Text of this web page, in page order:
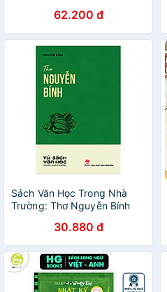
62.200 đ
Sách Văn Học Trong Nhà
Trường: Thơ Nguyễn Bính
30.880 đ